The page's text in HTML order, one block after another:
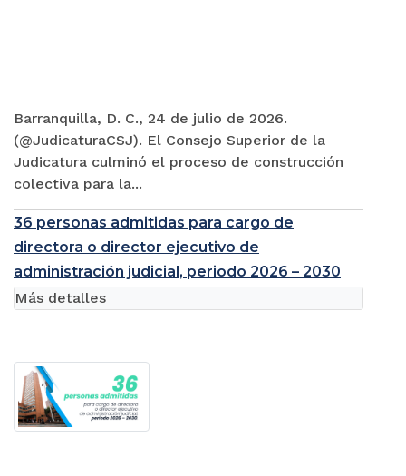
Barranquilla, D. C., 24 de julio de 2026.
(@JudicaturaCSJ). El Consejo Superior de la
Judicatura culminó el proceso de construcción
colectiva para la...
36 personas admitidas para cargo de
directora o director ejecutivo de
administración judicial, periodo 2026 – 2030
Más detalles